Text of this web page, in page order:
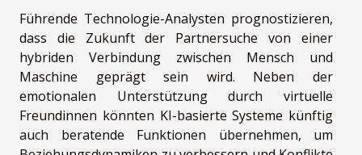
Führende Technologie-Analysten prognostizieren,
dass die Zukunft der Partnersuche von einer
hybriden Verbindung zwischen Mensch und
Maschine geprägt sein wird. Neben der
emotionalen Unterstützung durch virtuelle
Freundinnen könnten KI-basierte Systeme künftig
auch beratende Funktionen übernehmen, um